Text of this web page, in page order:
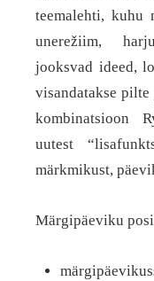
teemalehti, kuhu
unerežiim,
jooksvad ideed,
visandatakse
kombinatsioon
uutest
märkmikust,
Märgipäeviku